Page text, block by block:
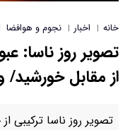
خانه | اخبار | نجوم و هوافضا
تصویر روز ناسا:
از مقابل خورشید/
تصویر روز ناسا